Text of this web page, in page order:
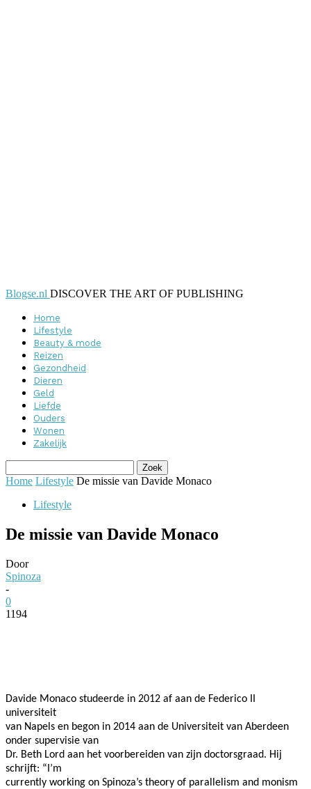
Blogse.nl DISCOVER THE ART OF PUBLISHING
Home
Lifestyle
Beauty & mode
Reizen
Gezondheid
Dieren
Geld
Liefde
Ouders
Wonen
Zakelijk
Home Lifestyle De missie van Davide Monaco
Lifestyle
De missie van Davide Monaco
Door
Spinoza
-
0
1194
Davide Monaco studeerde in 2012 af aan de Federico II
universiteit
van Napels en begon in 2014 aan de Universiteit van Aberdeen
onder supervisie van
Dr. Beth Lord aan het voorbereiden van zijn doctorsgraad. Hij
schrijft: “I’m
currently working on Spinoza’s theory of parallelism and monism